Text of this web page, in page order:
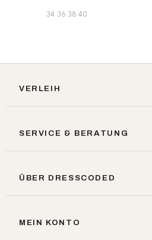
34 36 38 40
VERLEIH
SERVICE & BERATUNG
ÜBER DRESSCODED
MEIN KONTO